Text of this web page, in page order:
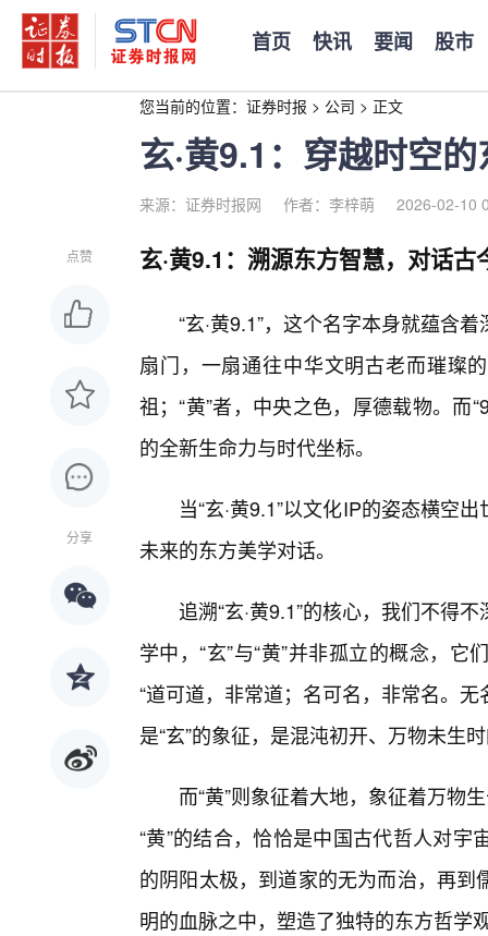
首页 快讯 要闻 股市
您当前的位置： 证券时报 > 公司 > 正文
玄·黄9.1：穿越时空
来源：证券时报网 作者：李梓萌 2026-02-10
点赞
分享
玄·黄9.1：溯源东方智慧，对话古
“玄·黄9.1”，这个名字本身就蕴含
扇门，一扇通往中华文明古老而璀璨
祖；“黄”者，中央之色，厚德载物。而
的全新生命力与时代坐标。
当“玄·黄9.1”以文化IP的姿态横空
未来的东方美学对话。
追溯“玄·黄9.1”的核心，我们不得
学中，“玄”与“黄”并非孤立的概念，
“道可道，非常道；名可名，非常名。
是“玄”的象征，是混沌初开、万物未生
而“黄”则象征着大地，象征着万物
“黄”的结合，恰恰是中国古代哲人对
的阴阳太极，到道家的无为而治，再到
明的血脉之中，塑造了独特的东方哲学